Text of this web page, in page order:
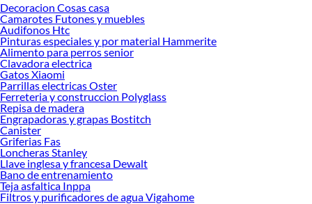
Desde remodelaciones hasta proyectos de decoración, estamos aquí para hacer
tus ideas realidad. ¡Visítanos y encuentra todo lo que tenemos para ofrecerte en
Alfombras decorativas!
Explora la variedad de productos de Alfombras decorativas en Sodimac
Herramientas, materiales y accesorios de calidad para tus proyectos y
renovación de espacios. ¡Visítanos y descubre todo lo que tenemos para
ofrecerte!
Encuentra una amplia variedad de productos de Alfombras decorativas en
Sodimac. Encuentra todo lo necesario para tus proyectos de renovación y
decoración. ¡Visítanos y haz tus ideas realidad!
Decoracion Cosas casa
Camarotes Futones y muebles
Audifonos Htc
Pinturas especiales y por material Hammerite
Alimento para perros senior
Clavadora electrica
Gatos Xiaomi
Parrillas electricas Oster
Ferreteria y construccion Polyglass
Repisa de madera
Engrapadoras y grapas Bostitch
Canister
Griferias Fas
Loncheras Stanley
Llave inglesa y francesa Dewalt
Bano de entrenamiento
Teja asfaltica Inppa
Filtros y purificadores de agua Vigahome